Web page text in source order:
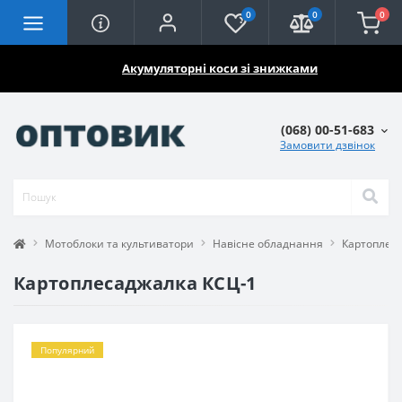
Акумуляторні коси зі знижками
0 0 0
(068) 00-51-683
Замовити дзвінок
Мотоблоки та культиватори Навісне обладнання
Картоплесаджалка КСЦ-1
Популярний